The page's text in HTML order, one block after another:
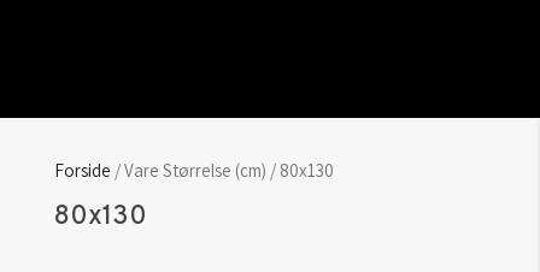
Forside / Vare Størrelse (cm) / 80x130
80x130